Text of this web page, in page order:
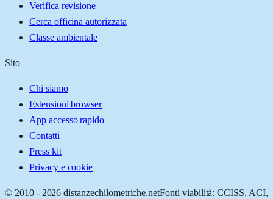
Verifica revisione
Cerca officina autorizzata
Classe ambientale
Sito
Chi siamo
Estensioni browser
App accesso rapido
Contatti
Press kit
Privacy e cookie
© 2010 - 2026 distanzechilometriche.netFonti viabilità: CCISS, ACI,